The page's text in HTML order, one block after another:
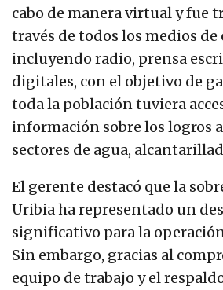
cabo de manera virtual y fue
través de todos los medios
incluyendo radio, prensa
digitales, con el objetivo de
toda la población tuviera
información sobre los logros
sectores de agua,
El gerente destacó que la
Uribia ha representado un
significativo para la
Sin embargo, gracias al
equipo de trabajo y el